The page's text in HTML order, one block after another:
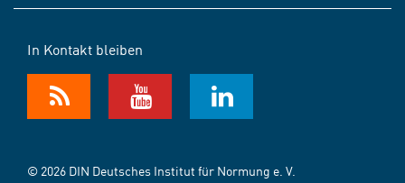
In Kontakt bleiben
© 2026 DIN Deutsches Institut für Normung e. V.